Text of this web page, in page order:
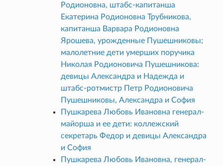
Родионовна, штабс-капитанша
Екатерина Родионовна Трубникова,
капитанша Варвара Родионовна
Ярошева, урожденные Пушешниковы;
малолетние дети умерших поручика
Николая Родионовича Пушешникова:
девицы Александра и Надежда и
штабс-ротмистр Петр Родионовича
Пушешниковы, Александра и София
Пушкарева Любовь Ивановна генерал-
майорша и ее дети: коллежский
секретарь Федор и девицы Александра
и София
Пушкарева Любовь Ивановна, генерал-